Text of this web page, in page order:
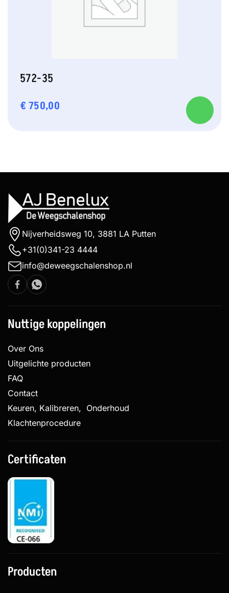
572-35
€ 750,00
Nijverheidsweg 10, 3881 LA Putten
+31(0)341-23 4444
info@deweegschalenshop.nl
Nuttige koppelingen
Over Ons
Uitgelichte producten
FAQ
Contact
Keuren, Kalibreren, Onderhoud
Klachtenprocedure
Certificaten
Producten